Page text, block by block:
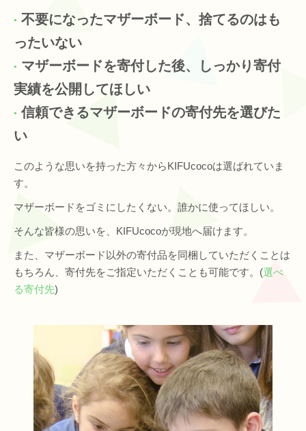
不要になったマザーボード、捨てるのはも
ったいない
マザーボードを寄付した後、しっかり寄付
実績を公開してほしい
信頼できるマザーボードの寄付先を選びた
い
このような思いを持った方々からKIFUcocoは選ばれていま
す。
マザーボードをゴミにしたくない。誰かに使ってほしい。
そんな皆様の思いを、KIFUcocoが現地へ届けます。
また、マザーボード以外の寄付品を同梱していただくことは
もちろん、寄付先をご指定いただくことも可能です。(選べ
る寄付先)